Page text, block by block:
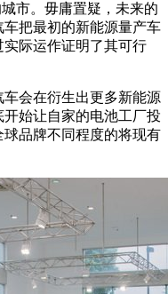
市。毋庸置疑，未来的
把最初的新能源量产车
际运作证明了其可行
会在衍生出更多新能源
始让自家的电池工厂投
球品牌不同程度的将现有